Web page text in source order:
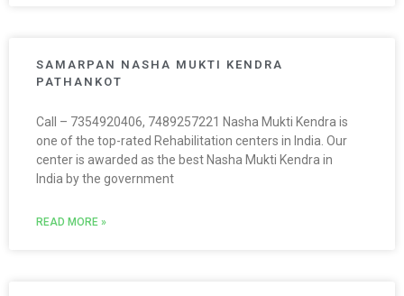
SAMARPAN NASHA MUKTI KENDRA
PATHANKOT
Call – 7354920406, 7489257221 Nasha Mukti Kendra is
one of the top-rated Rehabilitation centers in India. Our
center is awarded as the best Nasha Mukti Kendra in
India by the government
READ MORE »